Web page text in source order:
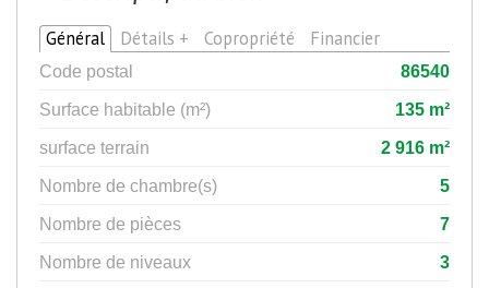
Général Détails + Copropriété Financier
Code postal
86540
Surface habitable (m²)
135 m²
surface terrain
2 916 m²
Nombre de chambre(s)
5
Nombre de pièces
7
Nombre de niveaux
3